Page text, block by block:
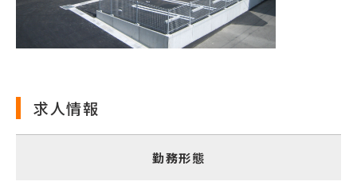
求人情報
勤務形態